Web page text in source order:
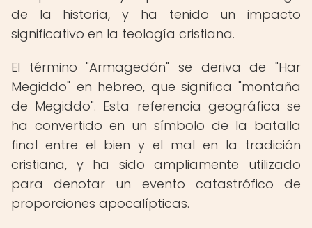
de la historia, y ha tenido un impacto
significativo en la teología cristiana.
El término "Armagedón" se deriva de "Har
Megiddo" en hebreo, que significa "montaña
de Megiddo". Esta referencia geográfica se
ha convertido en un símbolo de la batalla
final entre el bien y el mal en la tradición
cristiana, y ha sido ampliamente utilizado
para denotar un evento catastrófico de
proporciones apocalípticas.